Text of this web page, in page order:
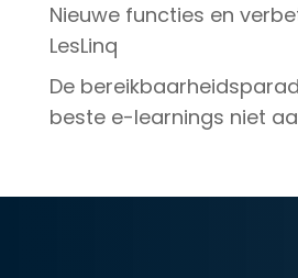
Nieuwe functies en
LesLinq
De
beste e-learnings niet